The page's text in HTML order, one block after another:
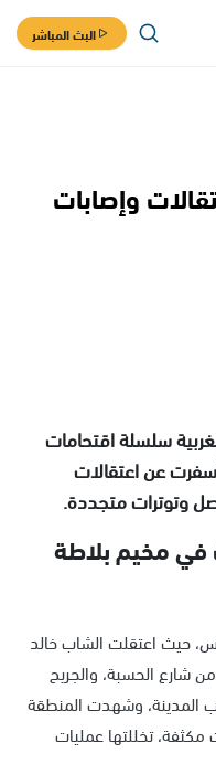
البث المباشر
وإصابات
سلسلة اقتحامات
عن اعتقالات
وتوترات متجددة.
في مخيم بلاطة
حيث اعتقلت الشاب خالد
شارع الحسبة، والجريح
المدينة، وشهدت المنطقة
تخللتها عمليات